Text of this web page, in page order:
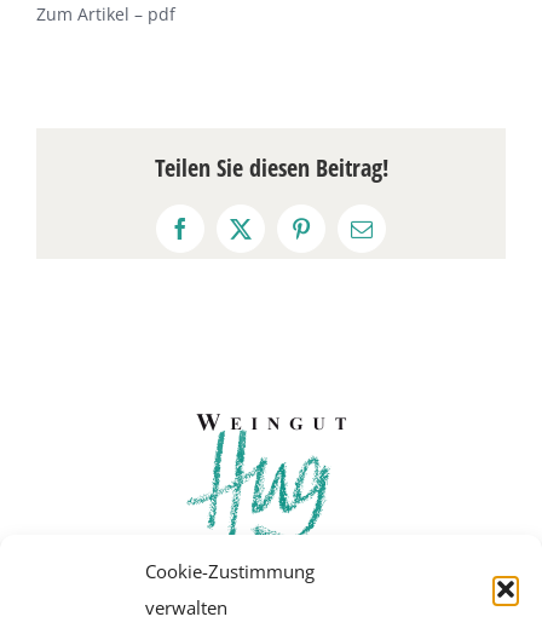
Cookie-Zustimmung
verwalten
Zum Artikel – pdf
Teilen Sie diesen Beitrag!
Facebook
X Pinterest
E-